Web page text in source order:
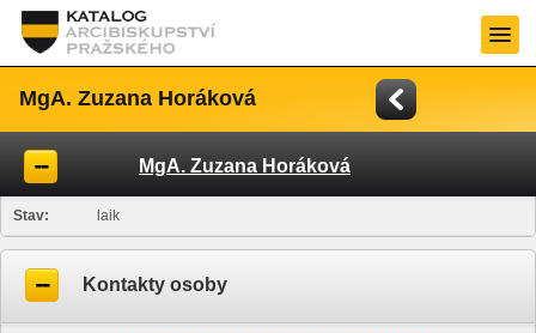
MgA. Zuzana Horáková
MgA. Zuzana Horáková
Stav: laik
Kontakty osoby